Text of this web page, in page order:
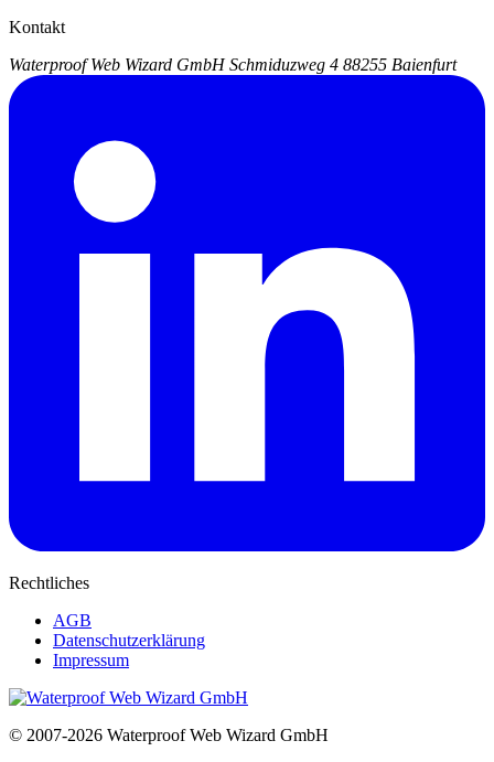
Kontakt
Waterproof Web Wizard GmbH Schmiduzweg 4 88255 Baienfurt
Rechtliches
AGB
Datenschutzerklärung
Impressum
© 2007-2026 Waterproof Web Wizard GmbH